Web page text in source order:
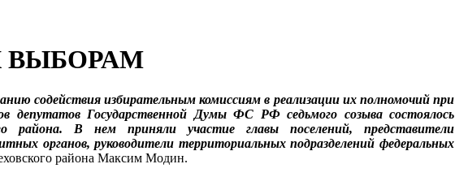
ВЫБОРАМ
содействия избирательным комиссиям в реализации их полномочий при
депутатов Государственной Думы ФС РФ седьмого созыва состоялось
района. В нем приняли участие главы поселений, представители
органов, руководители территориальных подразделений федеральных
района Максим Модин.